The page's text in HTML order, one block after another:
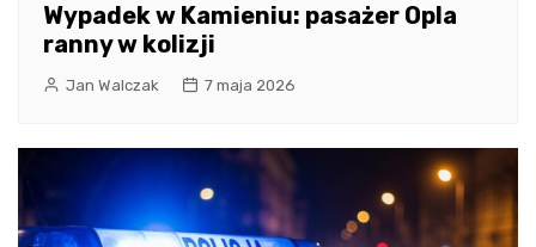
Wypadek w Kamieniu: pasażer Opla
ranny w kolizji
Jan Walczak 7 maja 2026